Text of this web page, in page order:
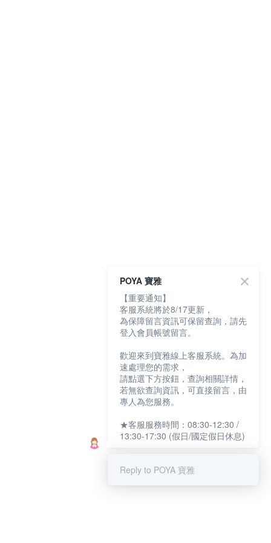
POYA 寶雅
【重要通知】
客服系統將於8/17更新，
為保障留言資訊可保留查詢，請先
登入會員帳號留言。
歡迎來到寶雅線上客服系統。為加
速處理您的需求，
請點選下方按鈕，查詢相關詳情，
若無欲查詢資訊，可直接留言，由
專人為您服務。
★客服服務時間：08:30-12:30 /
13:30-17:30 (假日/國定假日休息)
Reply to POYA 寶雅